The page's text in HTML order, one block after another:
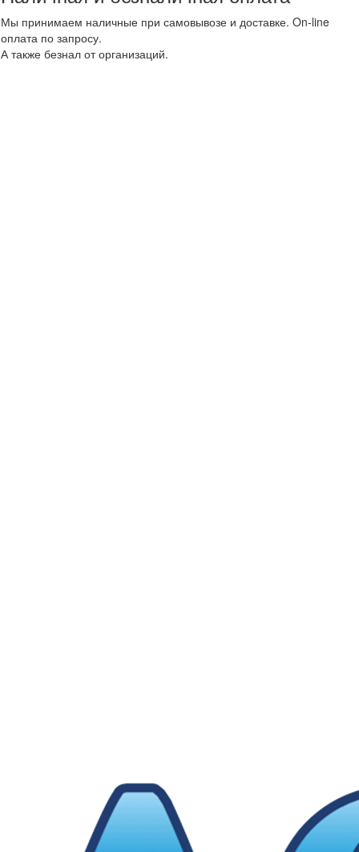
Мы принимаем наличные при самовывозе и доставке. On-line
оплата по запросу.
А также безнал от организаций.